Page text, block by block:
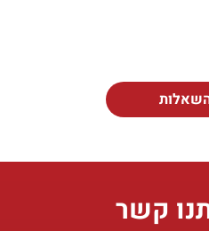
קשר